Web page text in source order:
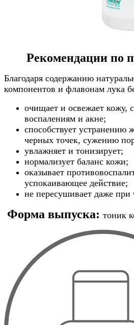
Рекомендации по
Благодаря содержанию
компонентов и флавонам лука
очищает и освежает кожу,
воспалениям и акне;
способствует устранению
черных точек, сужению
увлажняет и тонизирует;
нормализует баланс кожи;
оказывает
успокаивающее действие;
не пересушивает даже
Форма выпуска: тоник